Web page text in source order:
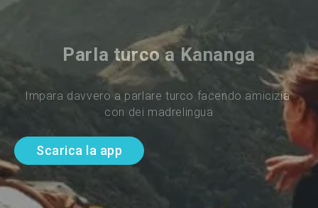
Parla turco a Kananga
Impara davvero a parlare turco facendo amicizia
con dei madrelingua
Scarica la app